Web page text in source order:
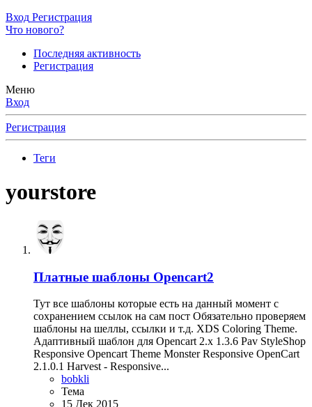
Вход Регистрация
Что нового?
Последняя активность
Регистрация
Меню
Вход
Регистрация
Теги
yourstore
Платные шаблоны Opencart2
Тут все шаблоны которые есть на данный момент с
сохранением ссылок на сам пост Обязательно проверяем
шаблоны на шеллы, ссылки и т.д. XDS Coloring Theme.
Адаптивный шаблон для Opencart 2.x 1.3.6 Pav StyleShop
Responsive Opencart Theme Monster Responsive OpenCart
2.1.0.1 Harvest - Responsive...
bobkli
Тема
15 Дек 2015